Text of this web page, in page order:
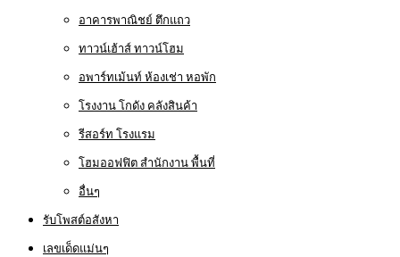
อาคารพาณิชย์ ตึกแถว
ทาวน์เฮ้าส์ ทาวน์โฮม
อพาร์ทเม้นท์ ห้องเช่า หอพัก
โรงงาน โกดัง คลังสินค้า
รีสอร์ท โรงแรม
โฮมออฟฟิต สำนักงาน พื้นที่
อื่นๆ
รับโพสต์อสังหา
เลขเด็ดแม่นๆ